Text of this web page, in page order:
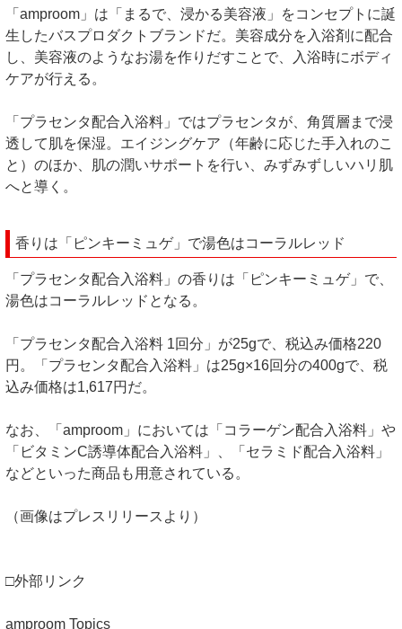
「amproom」は「まるで、浸かる美容液」をコンセプトに誕
生したバスプロダクトブランドだ。美容成分を入浴剤に配合
し、美容液のようなお湯を作りだすことで、入浴時にボディ
ケアが行える。
「プラセンタ配合入浴料」ではプラセンタが、角質層まで浸
透して肌を保湿。エイジングケア（年齢に応じた手入れのこ
と）のほか、肌の潤いサポートを行い、みずみずしいハリ肌
へと導く。
香りは「ピンキーミュゲ」で湯色はコーラルレッド
「プラセンタ配合入浴料」の香りは「ピンキーミュゲ」で、
湯色はコーラルレッドとなる。
「プラセンタ配合入浴料 1回分」が25gで、税込み価格220
円。「プラセンタ配合入浴料」は25g×16回分の400gで、税
込み価格は1,617円だ。
なお、「amproom」においては「コラーゲン配合入浴料」や
「ビタミンC誘導体配合入浴料」、「セラミド配合入浴料」
などといった商品も用意されている。
（画像はプレスリリースより）
□外部リンク
amproom Topics